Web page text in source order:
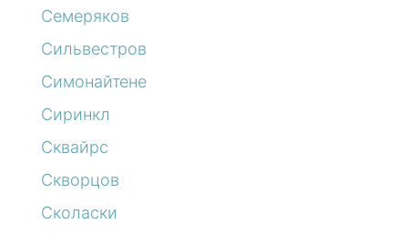
Семеряков
Сильвестров
Симонайтене
Сиринкл
Сквайрс
Скворцов
Сколаски